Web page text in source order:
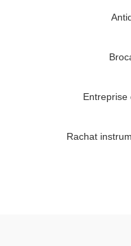
Entreprise
Rachat